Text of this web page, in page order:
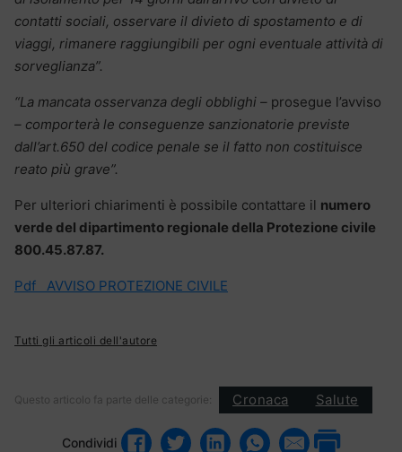
contatti sociali, osservare il divieto di spostamento e di
viaggi, rimanere raggiungibili per ogni eventuale attività di
sorveglianza”.
“La mancata osservanza degli obblighi – prosegue l’avviso
– comporterà le conseguenze sanzionatorie previste
dall’art.650 del codice penale se il fatto non costituisce
reato più grave”.
Per ulteriori chiarimenti è possibile contattare il numero
verde del dipartimento regionale della Protezione civile
800.45.87.87.
Pdf AVVISO PROTEZIONE CIVILE
Tutti gli articoli dell'autore
Questo articolo fa parte delle categorie: Cronaca Salute
Condividi